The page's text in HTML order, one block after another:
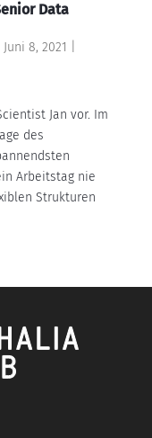
Data
Juni 8, 2021
Jan vor. Im
des
Arbeitstag nie
Strukturen